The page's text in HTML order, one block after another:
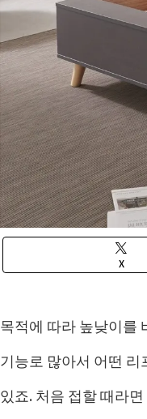
X
목적에 따라 높낮이를
기능로 많아서 어떤
있죠. 처음 접할 때라